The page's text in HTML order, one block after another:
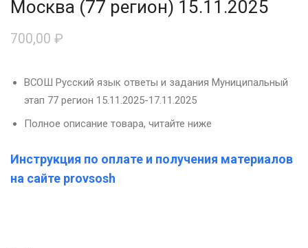
Москва (77 регион) 15.11.2025
700,00 ₽
ВСОШ Русский язык ответы и задания Муниципальный
этап 77 регион 15.11.2025-17.11.2025
Полное описание товара, читайте ниже
Инструкция по оплате и получения материалов
на сайте provsosh